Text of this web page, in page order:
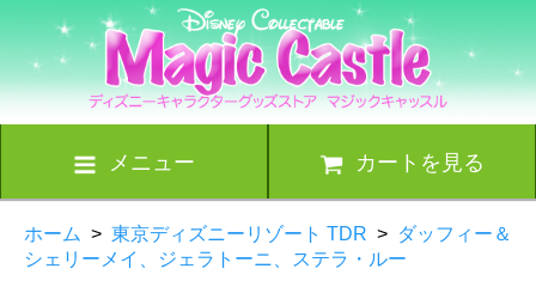
メニュー カートを見る
ホーム > 東京ディズニーリゾート TDR > ダッフィー＆
シェリーメイ、ジェラトーニ、ステラ・ルー